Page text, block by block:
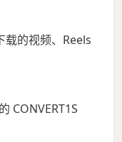
的视频、Reels
CONVERT1S